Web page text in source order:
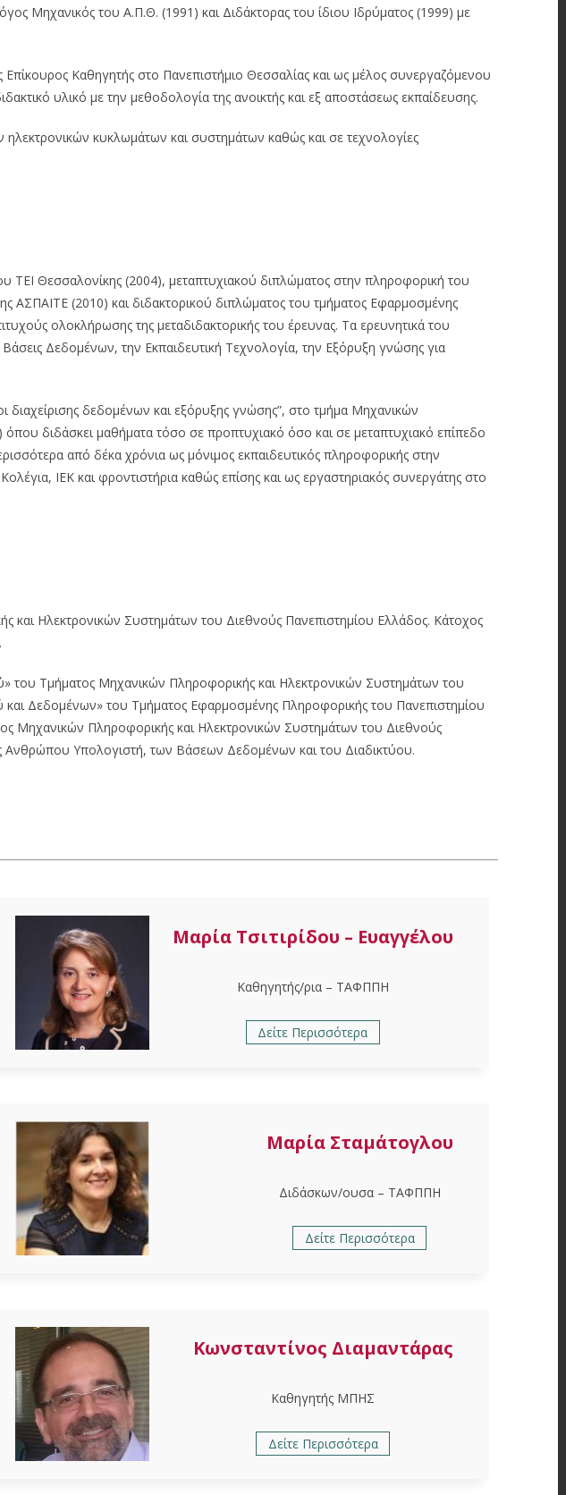
Μηχανικός του Α.Π.Θ. (1991) και Διδάκτορας του ίδιου Ιδρύματος (1999) με
Καθηγητής στο Πανεπιστήμιο Θεσσαλίας και ως μέλος συνεργαζόμενου
υλικό με την μεθοδολογία της ανοικτής και εξ αποστάσεως εκπαίδευσης.
κυκλωμάτων και συστημάτων καθώς και σε τεχνολογίες
ΤΕΙ Θεσσαλονίκης (2004), μεταπτυχιακού διπλώματος στην πληροφορική του
ΑΣΠΑΙΤΕ (2010) και διδακτορικού διπλώματος του τμήματος Εφαρμοσμένης
ολοκλήρωσης της μεταδιδακτορικής του έρευνας. Τα ερευνητικά του
Δεδομένων, την Εκπαιδευτική Τεχνολογία, την Εξόρυξη γνώσης για
διαχείρισης δεδομένων και εξόρυξης γνώσης”, στο τμήμα Μηχανικών
διδάσκει μαθήματα τόσο σε προπτυχιακό όσο και σε μεταπτυχιακό επίπεδο
από δέκα χρόνια ως μόνιμος εκπαιδευτικός πληροφορικής στην
ΙΕΚ και φροντιστήρια καθώς επίσης και ως εργαστηριακός συνεργάτης στο
και Ηλεκτρονικών Συστημάτων του Διεθνούς Πανεπιστημίου Ελλάδος. Κάτοχος
του Τμήματος Μηχανικών Πληροφορικής και Ηλεκτρονικών Συστημάτων του
και Δεδομένων» του Τμήματος Εφαρμοσμένης Πληροφορικής του Πανεπιστημίου
Μηχανικών Πληροφορικής και Ηλεκτρονικών Συστημάτων του Διεθνούς
Ανθρώπου Υπολογιστή, των Βάσεων Δεδομένων και του Διαδικτύου.
Μαρία Τσιτιρίδου – Ευαγγέλου
Καθηγητής/ρια – ΤΑΦΠΠΗ
Δείτε Περισσότερα
Μαρία Σταμάτογλου
Διδάσκων/ουσα – ΤΑΦΠΠΗ
Δείτε Περισσότερα
Κωνσταντίνος Διαμαντάρας
Καθηγητής ΜΠΗΣ
Δείτε Περισσότερα